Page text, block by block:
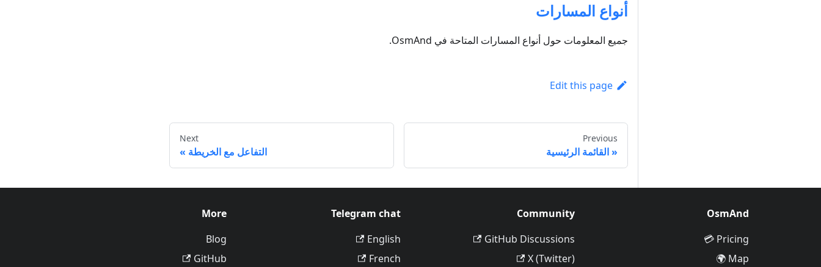
أنواع المسارات
جميع المعلومات حول أنواع المسارات المتاحة في OsmAnd.
Edit this page
Previous
القائمة الرئيسية
Next
التفاعل مع الخريطة
OsmAnd
Pricing 💳
Map 🌍
Community
GitHub Discussions
X (Twitter)
Telegram chat
English
French
More
Blog
GitHub